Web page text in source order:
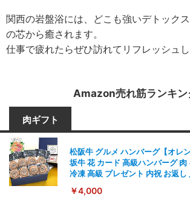
関西の岩盤浴には、どこも強いデトック
の芯から癒されます。
仕事で疲れたらぜひ訪れてリフレッシュし
Amazon売れ筋ランキン
肉ギフト
松阪牛 グルメ ハンバーグ【オレ
坂牛 花 カード 高級ハンバーグ 肉
冷凍 高級 プレゼント 内祝 お返し
￥4,000